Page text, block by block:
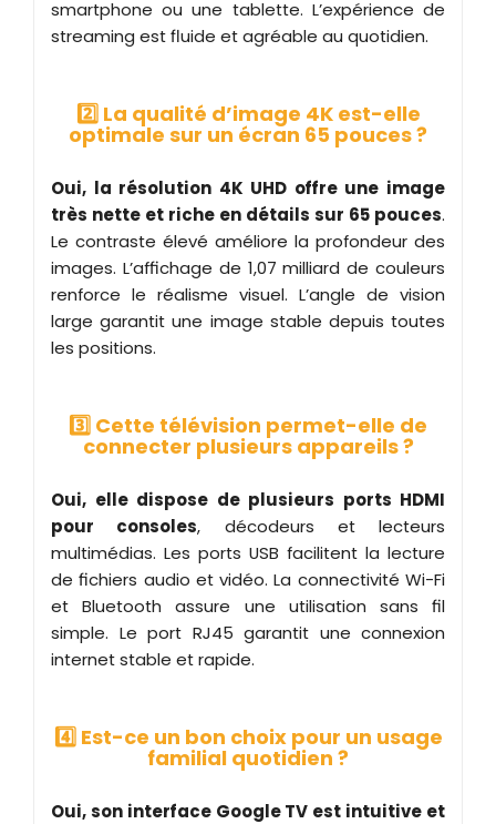
smartphone ou une tablette. L’expérience de
streaming est fluide et agréable au quotidien.
2️⃣ La qualité d’image 4K est-elle
optimale sur un écran 65 pouces ?
Oui, la résolution 4K UHD offre une image
très nette et riche en détails sur 65 pouces.
Le contraste élevé améliore la profondeur des
images. L’affichage de 1,07 milliard de couleurs
renforce le réalisme visuel. L’angle de vision
large garantit une image stable depuis toutes
les positions.
3️⃣ Cette télévision permet-elle de
connecter plusieurs appareils ?
Oui, elle dispose de plusieurs ports HDMI
pour consoles, décodeurs et lecteurs
multimédias. Les ports USB facilitent la lecture
de fichiers audio et vidéo. La connectivité Wi-Fi
et Bluetooth assure une utilisation sans fil
simple. Le port RJ45 garantit une connexion
internet stable et rapide.
4️⃣ Est-ce un bon choix pour un usage
familial quotidien ?
Oui, son interface Google TV est intuitive et